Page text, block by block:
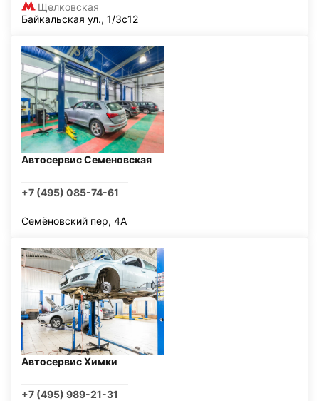
Щелковская
Байкальская ул., 1/3с12
Автосервис Семеновская
+7 (495) 085-74-61
Семёновский пер, 4А
Автосервис Химки
+7 (495) 989-21-31